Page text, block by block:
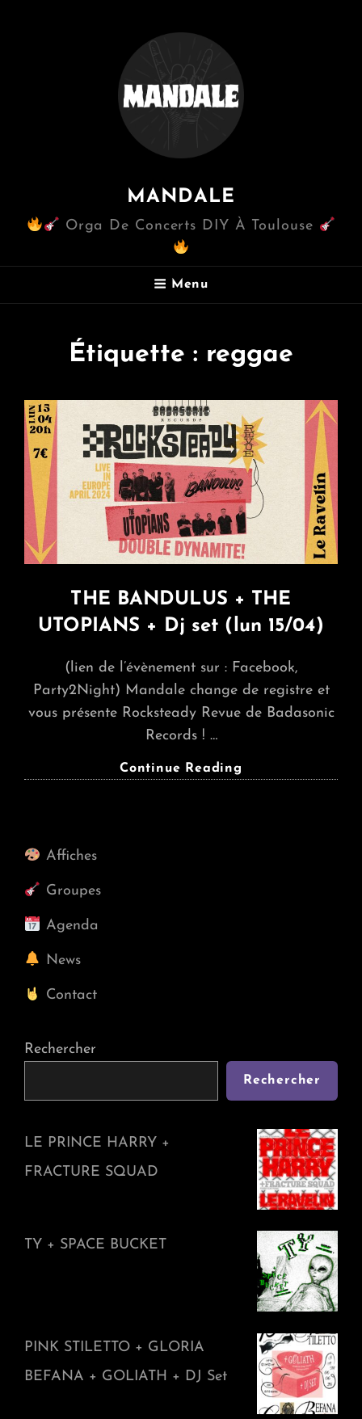
MANDALE
Orga De Concerts DIY À Toulouse
Menu
Étiquette : reggae
THE BANDULUS + THE
UTOPIANS + Dj set (lun 15/04)
(lien de l’évènement sur : Facebook,
Party2Night) Mandale change de registre et
vous présente Rocksteady Revue de Badasonic
Records ! …
Continue Reading
Affiches
Groupes
Agenda
News
Contact
Rechercher
Rechercher
LE PRINCE HARRY +
FRACTURE SQUAD
TY + SPACE BUCKET
PINK STILETTO + GLORIA
BEFANA + GOLIATH + DJ Set